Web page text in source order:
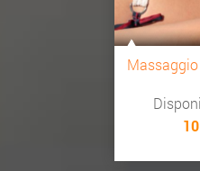
Massaggio
10